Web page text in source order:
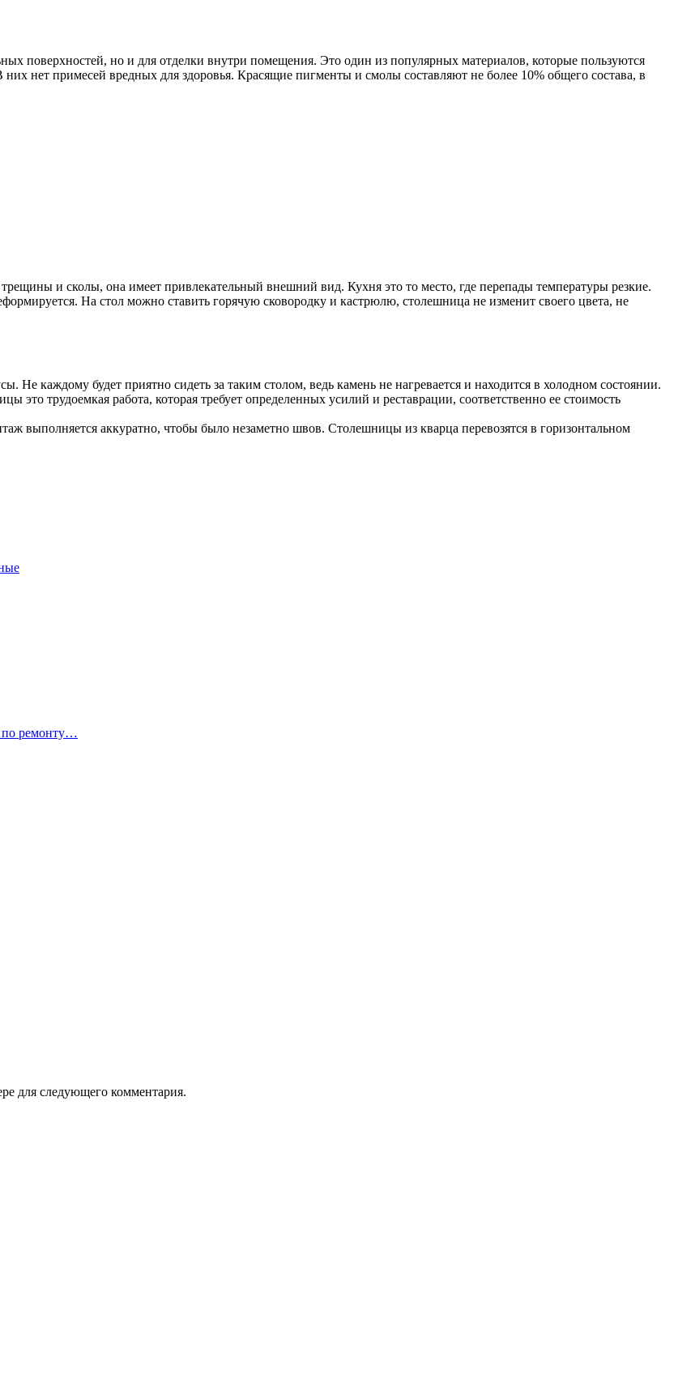
поверхностей, но и для отделки внутри помещения. Это один из популярных материалов, которые пользуются
нет примесей вредных для здоровья. Красящие пигменты и смолы составляют не более 10% общего состава, в
и сколы, она имеет привлекательный внешний вид. Кухня это то место, где перепады температуры резкие.
На стол можно ставить горячую сковородку и кастрюлю, столешница не изменит своего цвета, не
Не каждому будет приятно сидеть за таким столом, ведь камень не нагревается и находится в холодном состоянии.
трудоемкая работа, которая требует определенных усилий и реставрации, соответственно ее стоимость
выполняется аккуратно, чтобы было незаметно швов. Столешницы из кварца перевозятся в горизонтальном
по ремонту…
для следующего комментария.